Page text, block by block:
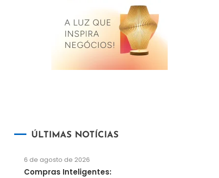
ÚLTIMAS NOTÍCIAS
6 de agosto de 2026
Compras Inteligentes: